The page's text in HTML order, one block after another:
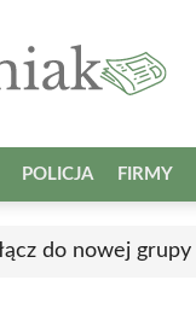
POLICJA FIRMY
do nowej grupy